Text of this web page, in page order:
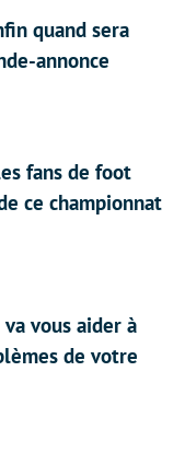
quand sera
annonce
fans de foot
ce championnat
vous aider à
de votre